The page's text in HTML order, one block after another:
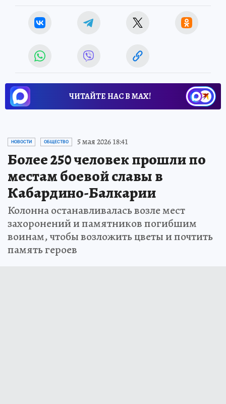
ЧИТАЙТЕ НАС В МАХ!
НОВОСТИ ОБЩЕСТВО 5 мая 2026 18:41
Более 250 человек прошли по
местам боевой славы в
Кабардино-Балкарии
Колонна останавливалась возле мест
захоронений и памятников погибшим
воинам, чтобы возложить цветы и почтить
память героев